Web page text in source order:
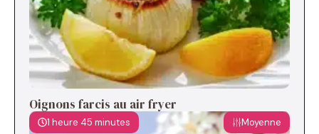
Oignons farcis au air fryer
1 heure 45 minutes Moyenne